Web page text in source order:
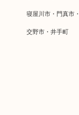
寝屋川市・門真市
交野市・井手町